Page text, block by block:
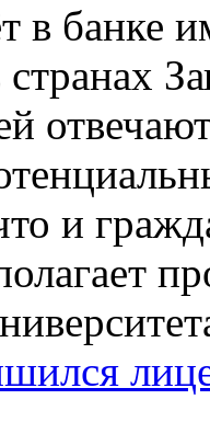
в банке
и